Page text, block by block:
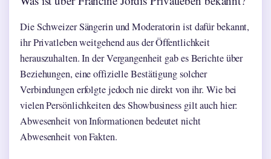
Die Schweizer Sängerin und Moderatorin ist dafür bekannt,
ihr Privatleben weitgehend aus der Öffentlichkeit
herauszuhalten. In der Vergangenheit gab es Berichte über
Beziehungen, eine offizielle Bestätigung solcher
Verbindungen erfolgte jedoch nie direkt von ihr. Wie bei
vielen Persönlichkeiten des Showbusiness gilt auch hier:
Abwesenheit von Informationen bedeutet nicht
Abwesenheit von Fakten.